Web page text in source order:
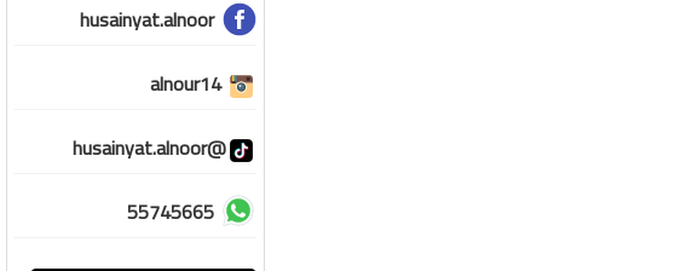
husainyat.alnoor
alnour14
@husainyat.alnoor
55745665